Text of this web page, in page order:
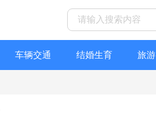
车辆交通 结婚生育 旅游